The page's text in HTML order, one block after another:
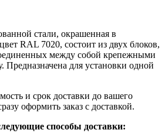
стали, окрашенная в
RAL 7020, состоит из двух блоков,
между собой крепежными
Предназначена для установки одной
и срок доставки до вашего
оформить заказ с доставкой.
способы доставки: